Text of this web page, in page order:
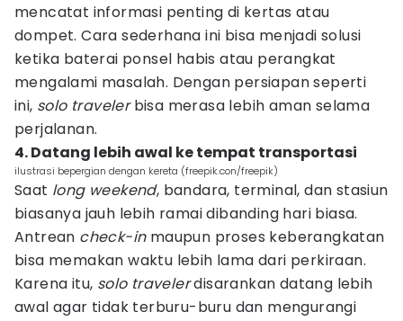
mencatat informasi penting di kertas atau
dompet. Cara sederhana ini bisa menjadi solusi
ketika baterai ponsel habis atau perangkat
mengalami masalah. Dengan persiapan seperti
ini, solo travelerbisa merasa lebih aman selama
perjalanan.
4. Datang lebih awal ke tempat transportasi
ilustrasi bepergian dengan kereta (freepik.con/freepik)
Saat long weekend, bandara, terminal, dan stasiun
biasanya jauh lebih ramai dibanding hari biasa.
Antrean check-in maupun proses keberangkatan
bisa memakan waktu lebih lama dari perkiraan.
Karena itu, solo travelerdisarankan datang lebih
awal agar tidak terburu-buru dan mengurangi